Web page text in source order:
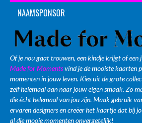
NAAMSPONSOR
Of je nou gaat trouwen, een kindje krijgt of een
Made for Momentsvind je de mooiste kaarten
momenten in jouw leven. Kies uit de grote
zelf helemaal aan naar jouw eigen smaak. Zo
die écht helemaal van jou zijn. Maak gebruik
ervaren designers en creëer het kaartje dat bij
al die mooie momenten onvergetelijk!